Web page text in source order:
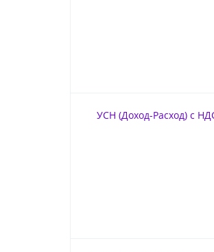
УСН (Доход-Расход) с